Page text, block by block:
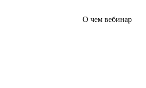
О чем вебинар